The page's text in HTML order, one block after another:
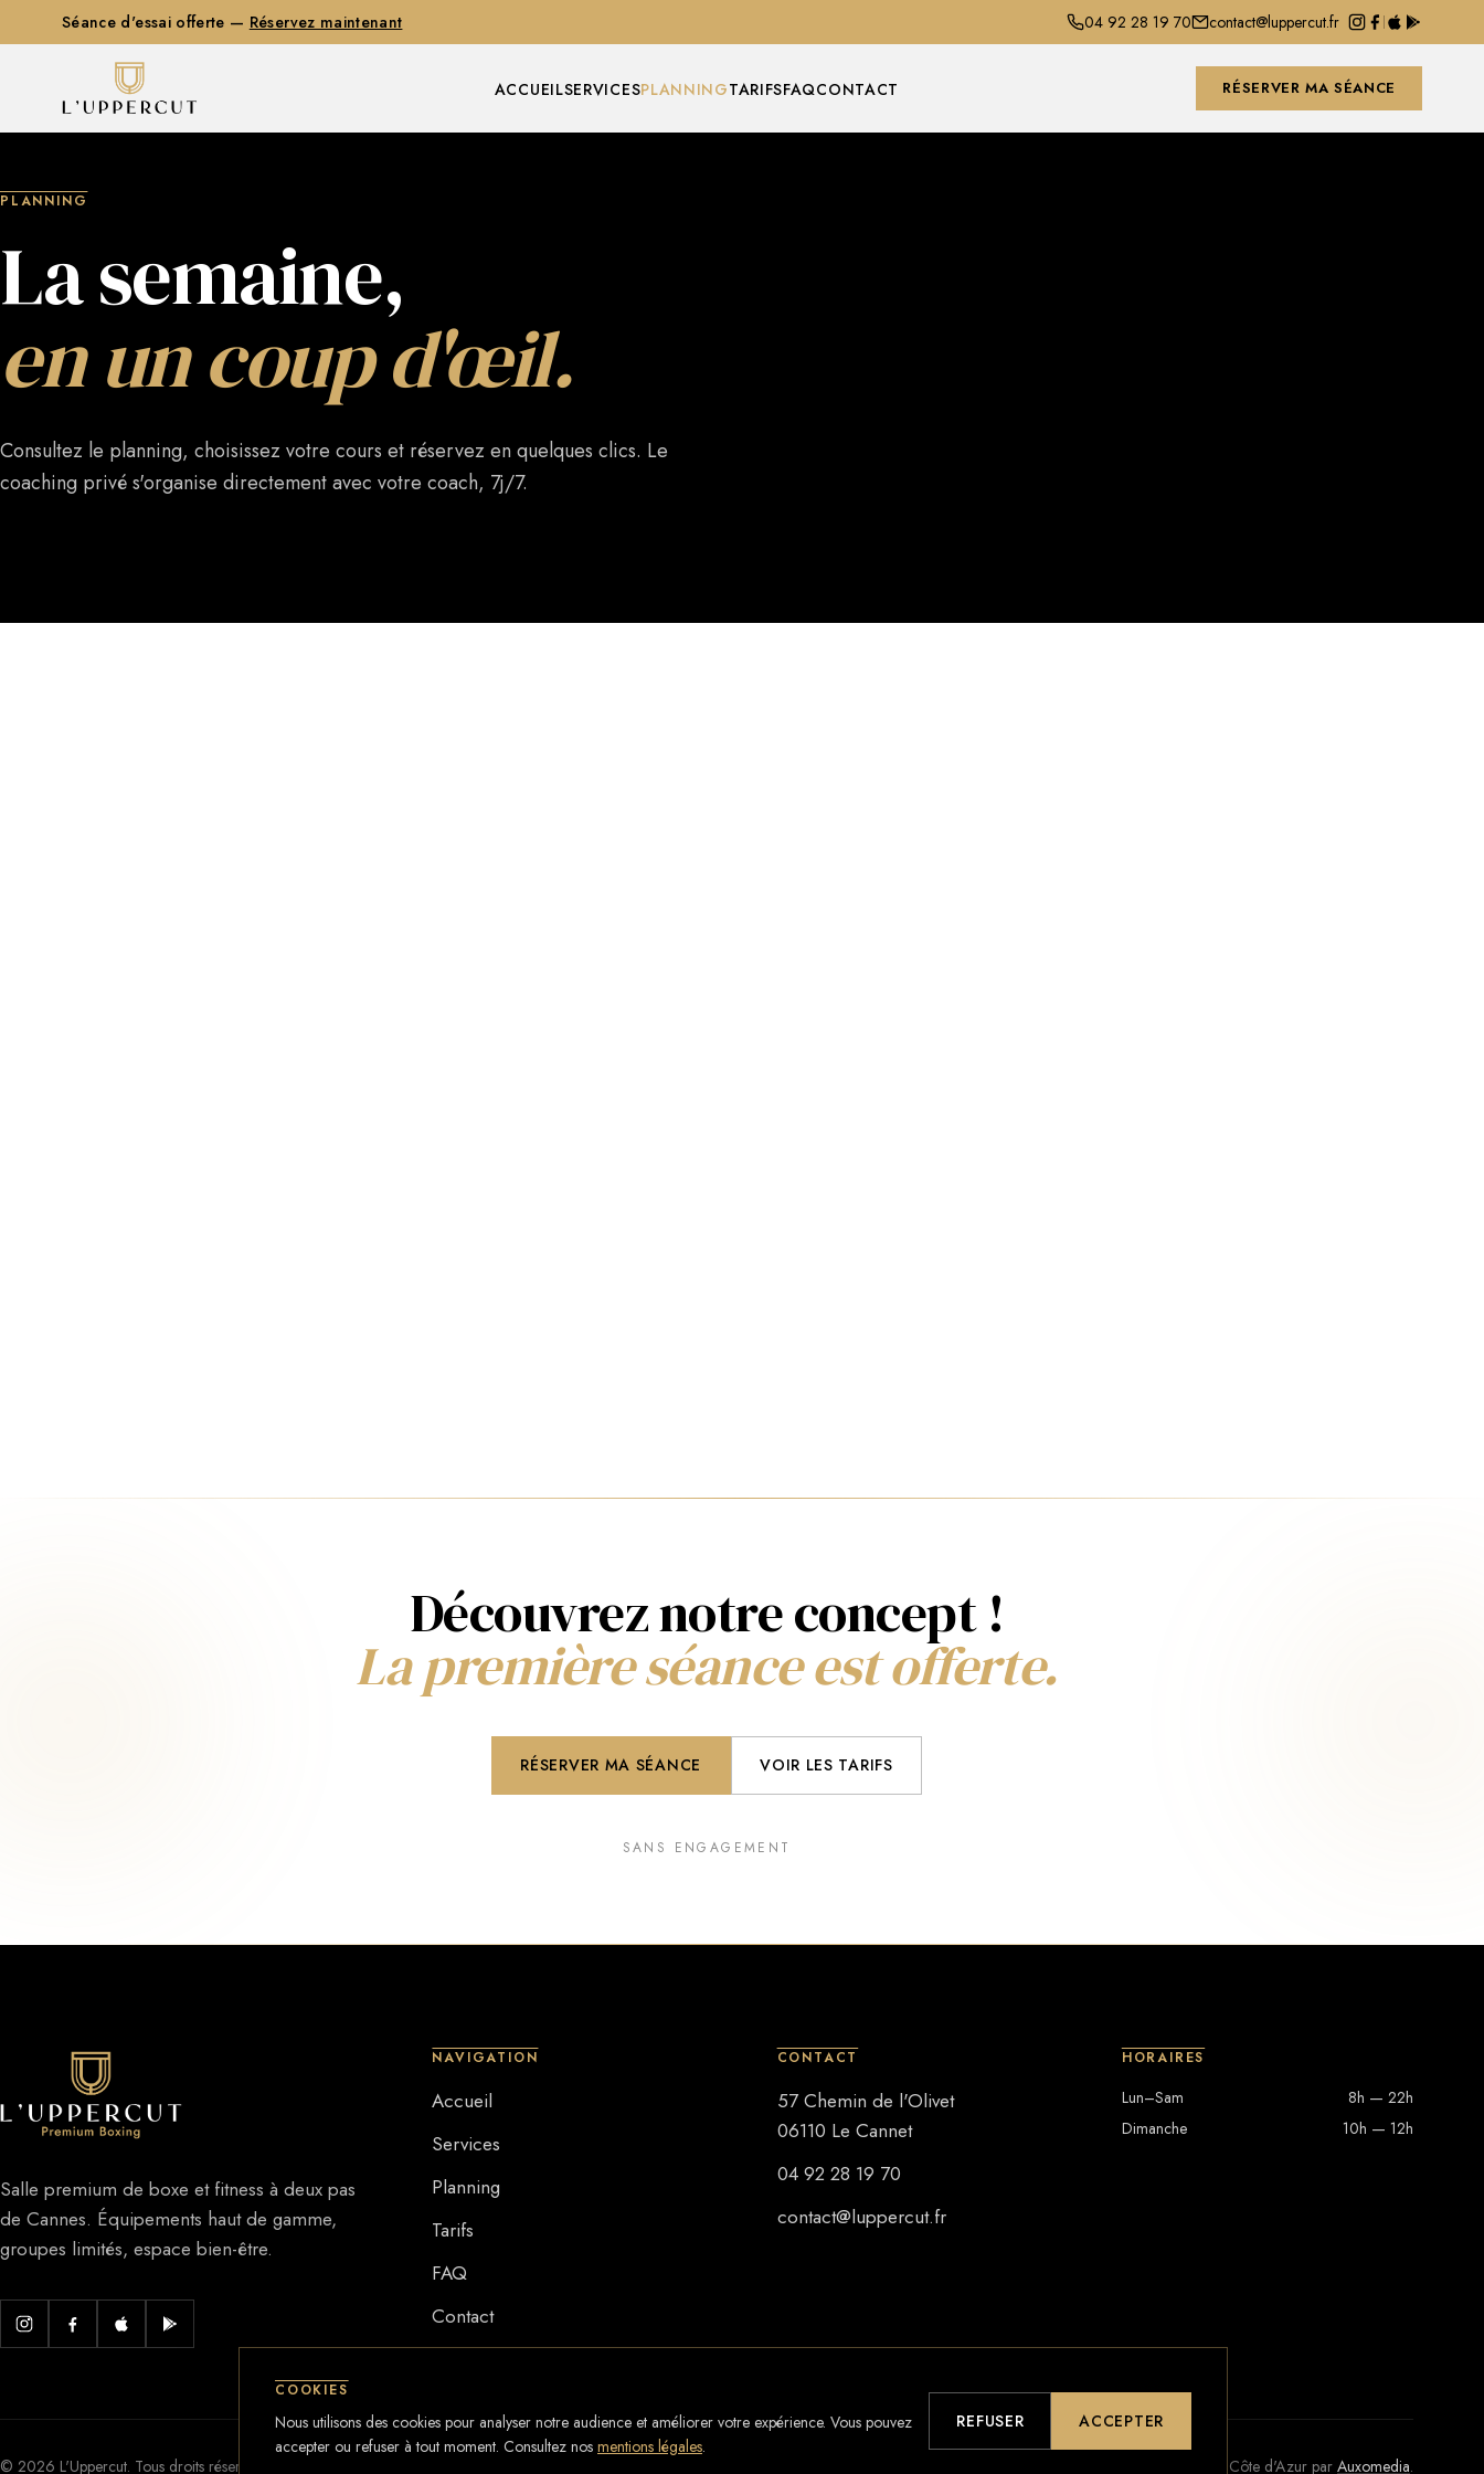
Séance d'essai offerte — Réservez maintenant 04 92 28 19 70 contact@luppercut.fr
ACCUEILSERVICESPLANNINGTARIFSFAQCONTACT RÉSERVER MA SÉANCE
PLANNING
La semaine,
en un coup d'œil.
Consultez le planning, choisissez votre cours et réservez en quelques clics. Le
coaching privé s'organise directement avec votre coach, 7j/7.
Découvrez notre concept !
La première séance est offerte.
RÉSERVER MA SÉANCE VOIR LES TARIFS
SANS ENGAGEMENT
Salle premium de boxe et fitness à deux pas
de Cannes. Équipements haut de gamme,
groupes limités, espace bien-être.
NAVIGATION
Accueil
Services
Planning
Tarifs
FAQ
Contact
CONTACT
57 Chemin de l'Olivet
06110 Le Cannet
04 92 28 19 70
contact@luppercut.fr
HORAIRES
Lun–Sam
8h — 22h
Dimanche
10h — 12h
© 2026 L'Uppercut. Tous droits réservés. Conçu avec soin sur la Côte d'Azur par Auxomedia.
COOKIES
Nous utilisons des cookies pour analyser notre audience et améliorer votre expérience. Vous pouvez
accepter ou refuser à tout moment. Consultez nos mentions légales.
REFUSER ACCEPTER